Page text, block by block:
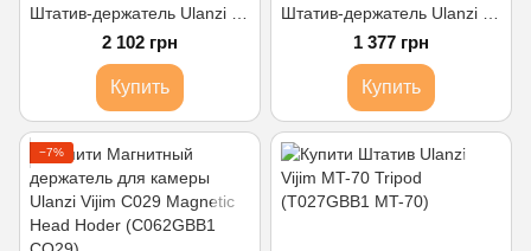
2 102 грн
Купить
1 377 грн
Купить
−7%